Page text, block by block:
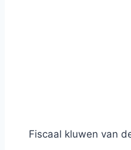
Fiscaal kluwen van